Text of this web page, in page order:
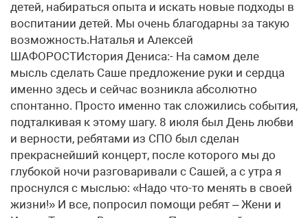
детей, набираться опыта и искать новые подходы в
воспитании детей. Мы очень благодарны за такую
возможность.Наталья и Алексей
ШАФОРОСТИстория Дениса:- На самом деле
мысль сделать Саше предложение руки и сердца
именно здесь и сейчас возникла абсолютно
спонтанно. Просто именно так сложились события,
подталкивая к этому шагу. 8 июля был День любви
и верности, ребятами из СПО был сделан
прекраснейший концерт, после которого мы до
глубокой ночи разговаривали с Сашей, а с утра я
проснулся с мыслью: «Надо что-то менять в своей
жизни!» И все, попросил помощи ребят – Жени и